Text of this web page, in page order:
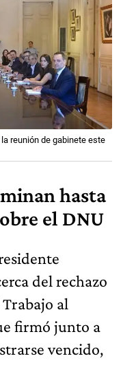
reunión de gabinete este
hasta
el DNU
del rechazo
al
firmó junto a
vencido,